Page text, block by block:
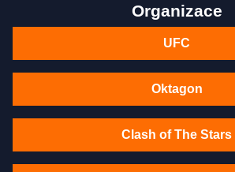
Organizace
UFC
Oktagon
Clash of The Stars